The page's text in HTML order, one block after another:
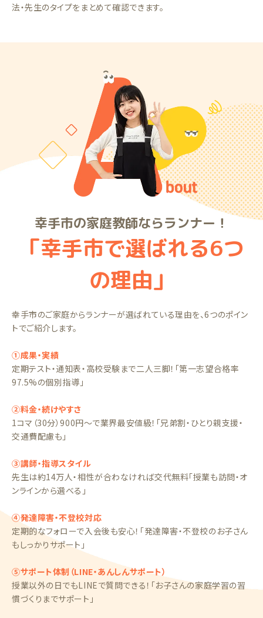
法・先生のタイプをまとめて確認できます。
幸手市の家庭教師ならランナー！
「幸手市で選ばれる6つ
の理由」
幸手市のご家庭からランナーが選ばれている理由を、6つのポイン
トでご紹介します。
①成果・実績
定期テスト・通知表・高校受験まで二人三脚！「第一志望合格率
97.5%の個別指導」
②料金・続けやすさ
1コマ（30分）900円〜で業界最安値級！「兄弟割・ひとり親支援・
交通費配慮も」
③講師・指導スタイル
先生は約14万人・相性が合わなければ交代無料「授業も訪問・オ
ンラインから選べる」
④発達障害・不登校対応
定期的なフォローで入会後も安心！「発達障害・不登校のお子さん
もしっかりサポート」
⑤サポート体制（LINE・あんしんサポート）
授業以外の日でもLINEで質問できる！「お子さんの家庭学習の習
慣づくりまでサポート」